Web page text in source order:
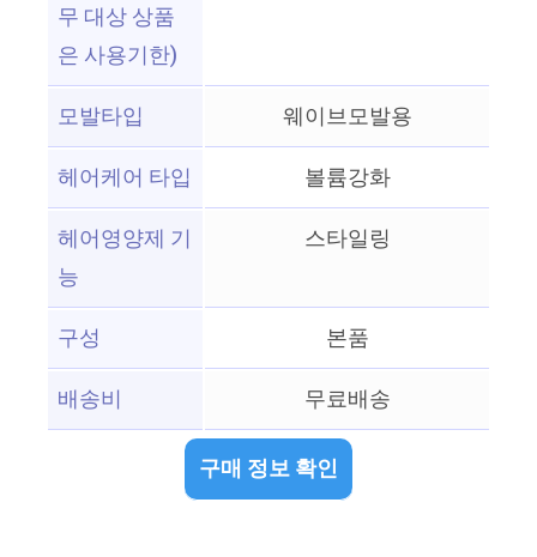
무 대상 상품
은 사용기한)
모발타입
웨이브모발용
헤어케어 타입
볼륨강화
헤어영양제 기
능
스타일링
구성
본품
배송비
무료배송
구매 정보 확인